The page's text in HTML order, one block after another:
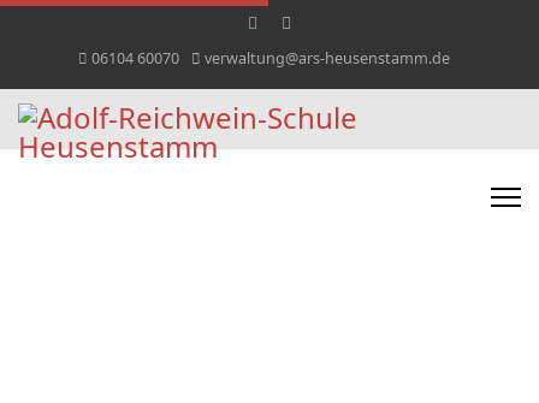
06104 60070 verwaltung@ars-heusenstamm.de